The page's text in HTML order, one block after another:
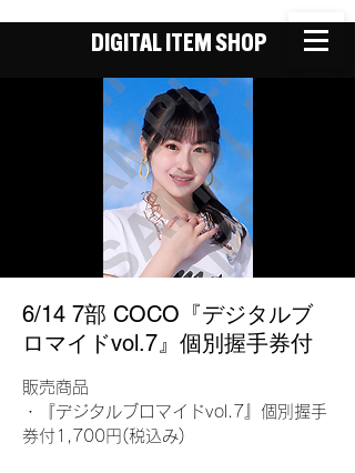
DIGITAL ITEM SHOP
6/14 7部 COCO『デジタルブ
ロマイドvol.7』個別握手券付
販売商品
・『デジタルブロマイドvol.7』個別握手
券付1,700円(税込み)